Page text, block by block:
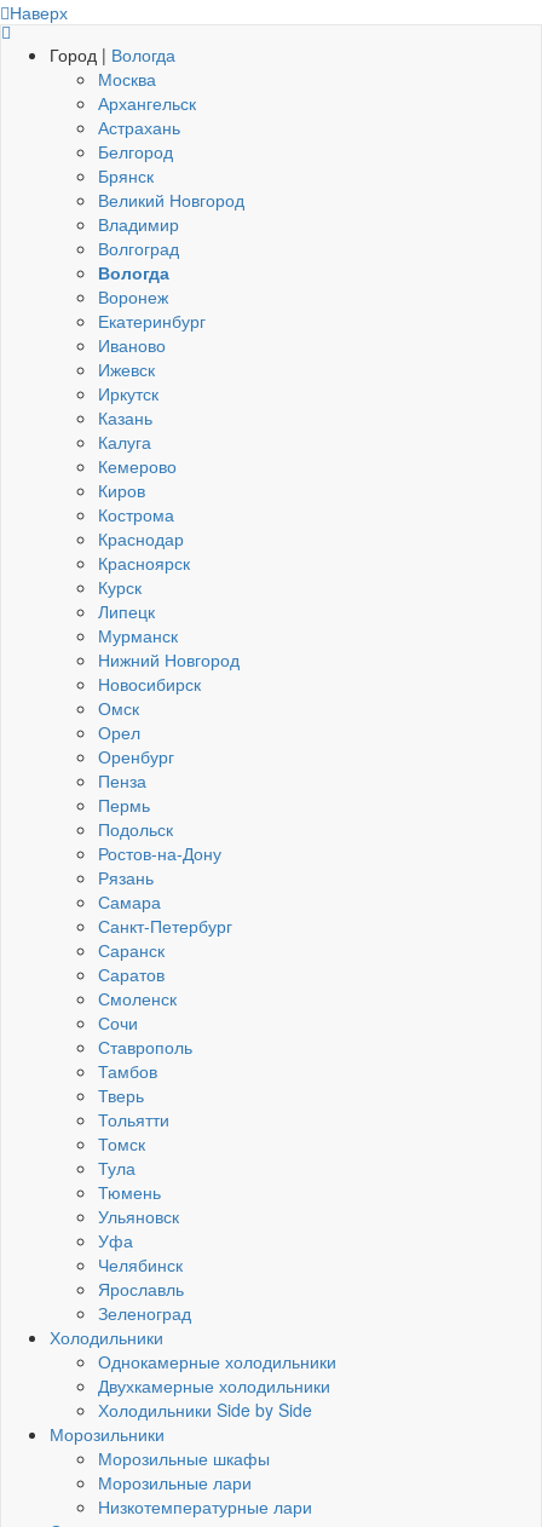
Наверх
Город | Вологда
Москва
Архангельск
Астрахань
Белгород
Брянск
Великий Новгород
Владимир
Волгоград
Вологда
Воронеж
Екатеринбург
Иваново
Ижевск
Иркутск
Казань
Калуга
Кемерово
Киров
Кострома
Краснодар
Красноярск
Курск
Липецк
Мурманск
Нижний Новгород
Новосибирск
Омск
Орел
Оренбург
Пенза
Пермь
Подольск
Ростов-на-Дону
Рязань
Самара
Санкт-Петербург
Саранск
Саратов
Смоленск
Сочи
Ставрополь
Тамбов
Тверь
Тольятти
Томск
Тула
Тюмень
Ульяновск
Уфа
Челябинск
Ярославль
Зеленоград
Холодильники
Однокамерные холодильники
Двухкамерные холодильники
Холодильники Side by Side
Морозильники
Морозильные шкафы
Морозильные лари
Низкотемпературные лари